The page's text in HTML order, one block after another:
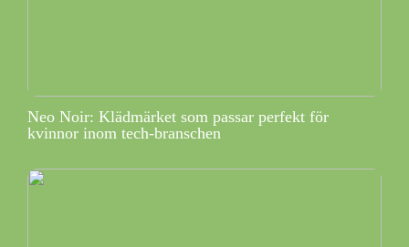
Neo Noir: Klädmärket som passar perfekt för
kvinnor inom tech-branschen